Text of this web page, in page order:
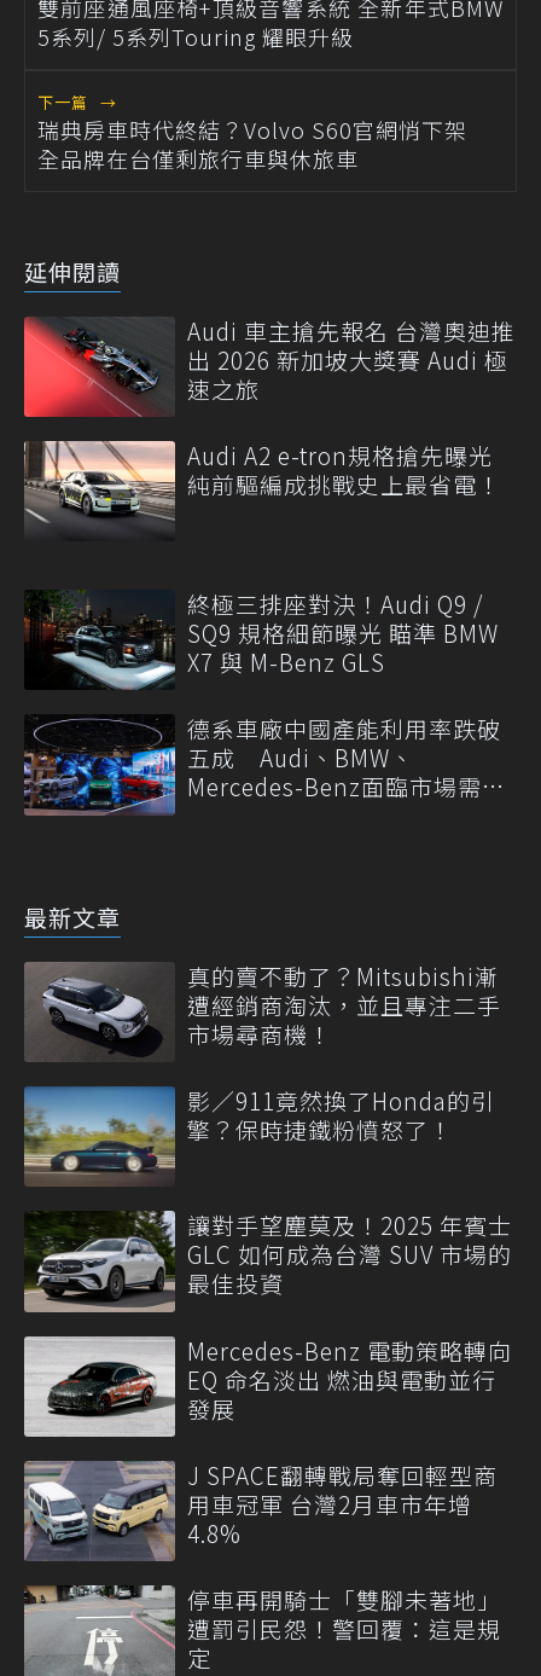
雙前座通風座椅+頂級音響系統 全新年式BMW
5系列/ 5系列Touring 耀眼升級
下一篇 →
瑞典房車時代終結？Volvo S60官網悄下架
全品牌在台僅剩旅行車與休旅車
延伸閱讀
Audi 車主搶先報名 台灣奧迪推
出 2026 新加坡大獎賽 Audi 極
速之旅
Audi A2 e-tron規格搶先曝光
純前驅編成挑戰史上最省電！
終極三排座對決！Audi Q9 /
SQ9 規格細節曝光 瞄準 BMW
X7 與 M-Benz GLS
德系車廠中國產能利用率跌破
五成 Audi、BMW、
Mercedes-Benz面臨市場需求
最新文章
真的賣不動了？Mitsubishi漸
遭經銷商淘汰，並且專注二手
市場尋商機！
影／911竟然換了Honda的引
擎？保時捷鐵粉憤怒了！
讓對手望塵莫及！2025 年賓士
GLC 如何成為台灣 SUV 市場的
最佳投資
Mercedes-Benz 電動策略轉向
EQ 命名淡出 燃油與電動並行
發展
J SPACE翻轉戰局奪回輕型商
用車冠軍 台灣2月車市年增
4.8%
停車再開騎士「雙腳未著地」
遭罰引民怨！警回覆：這是規
定